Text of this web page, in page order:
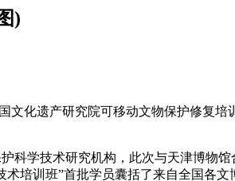
)​
文化遗产研究院可移动文物保护修复
学技术研究机构，此次与天津博物馆
术培训班”首批学员囊括了来自全国各